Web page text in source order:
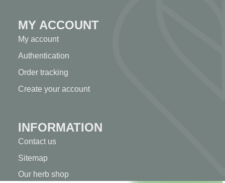
MY ACCOUNT
My account
Authentication
Order tracking
Create your account
INFORMATION
Contact us
Sitemap
Our herb shop